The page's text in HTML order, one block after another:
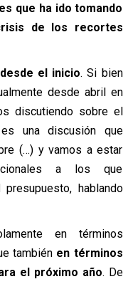
que ha ido tomando
de los recortes
el inicio. Si bien
desde abril en
discutiendo sobre el
una discusión que
(…) y vamos a estar
a los que
hablando
en términos
también en términos
el próximo año. De